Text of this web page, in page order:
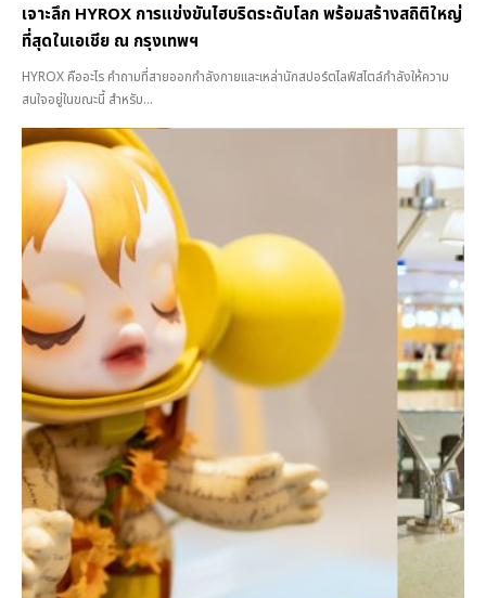
เจาะลึก HYROX การแข่งขันไฮบริดระดับโลก พร้อมสร้างสถิติใหญ่
ที่สุดในเอเชีย ณ กรุงเทพฯ
HYROX คืออะไร คำถามที่สายออกกำลังกายและเหล่านักสปอร์ตไลฟ์สไตล์กำลังให้ความ
สนใจอยู่ในขณะนี้ สำหรับ...